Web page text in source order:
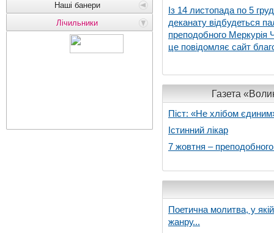
Наші банери
Лічильники
Із 14 листопада по 5
деканату відбудеться
преподобного Меркурія
це повідомляє сайт
Газета
Піст: «Не хлібом
Істинний лікар
7 жовтня –
Поетична молитва, у
жанру...